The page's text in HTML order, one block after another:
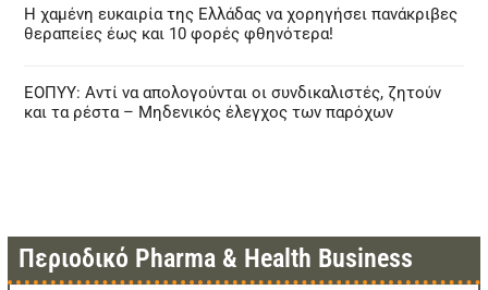
Η χαμένη ευκαιρία της Ελλάδας να χορηγήσει πανάκριβες
θεραπείες έως και 10 φορές φθηνότερα!
ΕΟΠΥΥ: Αντί να απολογούνται οι συνδικαλιστές, ζητούν
και τα ρέστα – Μηδενικός έλεγχος των παρόχων
Περιοδικό Pharma & Health Business